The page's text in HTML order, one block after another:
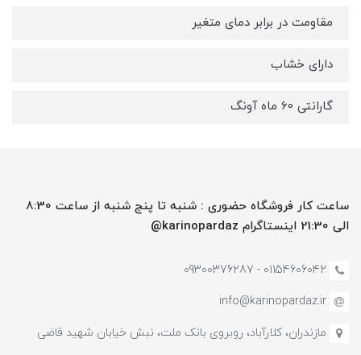
مقاومت در برابر دمای متغیر
دارای خشاب
گارانتی 60 ماه آونگ
ساعت کار فروشگاه حضوری : شنبه تا پنج شنبه از ساعت 8:30
الی 21:30 اینستاگرام karinopardaz@
01154606042 - 09300376287
info@karinopardaz.ir
مازندران، کلارآباد، روبروی بانک ملت، نبش خیابان شهید قاضی